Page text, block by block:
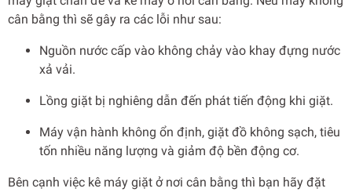
cân bằng thì sẽ gây ra các lỗi như sau:
Nguồn nước cấp vào không chảy vào khay đựng nước
xả vải.
Lồng giặt bị nghiêng dẫn đến phát tiến động khi giặt.
Máy vận hành không ổn định, giặt đồ không sạch, tiêu
tốn nhiều năng lượng và giảm độ bền động cơ.
Bên cạnh việc kê máy giặt ở nơi cân bằng thì bạn hãy đặt